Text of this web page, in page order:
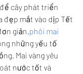
cây phát triển
đẹp mắt vào dịp Tết
giản.phôi mai
những yếu tố
Mai vàng yêu
nước tốt và